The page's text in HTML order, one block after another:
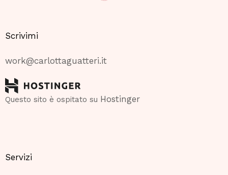
Scrivimi
work@carlottaguatteri.it
Questo sito è ospitato su Hostinger
Servizi